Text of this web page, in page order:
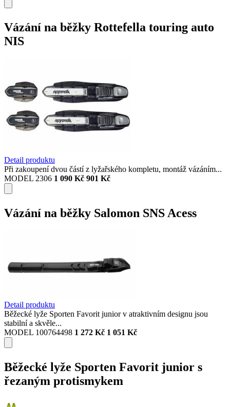
Vázání na běžky Rottefella touring auto
NIS
Detail produktu
Při zakoupení dvou částí z lyžařského kompletu, montáž vázáním...
MODEL 2306 1 090 Kč 901 Kč
Vázání na běžky Salomon SNS Acess
Detail produktu
Běžecké lyže Sporten Favorit junior v atraktivním designu jsou
stabilní a skvěle...
MODEL 100764498 1 272 Kč 1 051 Kč
Běžecké lyže Sporten Favorit junior s
řezaným protismykem